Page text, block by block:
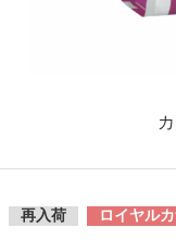
再入荷 ロイヤル